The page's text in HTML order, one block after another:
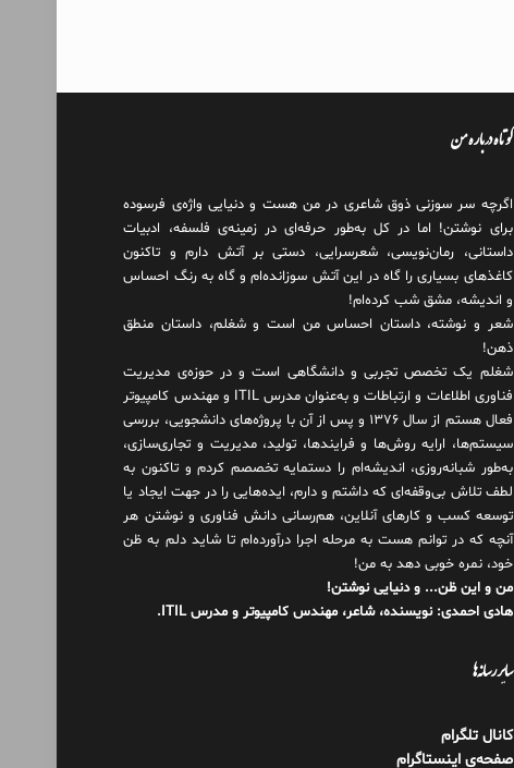
کوتاه درباره من
اگرچه سر سوزنی ذوق شاعری در من هست و دنیایی واژه‌‌ی فرسوده
برای نوشتن! اما در کل به‌طور حرفه‌ای در زمینه‌ی فلسفه، ادبیات
داستانی، رمان‌نویسی، شعرسرایی، دستی بر آتش دارم و تاکنون
کاغذهای بسیاری را گاه در این آتش سوزانده‌ام و گاه به رنگ احساس
و اندیشه، مشق شب کرده‌ام!
شعر و نوشته، داستان احساس من است و شغلم، داستان منطق
ذهن!
شغلم یک تخصص تجربی و دانشگاهی است و در حوزه‌ی مدیریت
فناوری اطلاعات و ارتباطات و به‌عنوان مدرس ITIL و مهندس کامپیوتر
فعال هستم از سال ۱۳۷۶ و پس از آن با پروژه‌های دانشجویی، بررسی
سیستم‌ها، ارایه روش‌ها و فرایندها، تولید، مدیریت و تجاری‌سازی،
به‌طور شبانه‌روزی، اندیشه‌ام را دستمایه تخصصم کردم و تاکنون به
لطف تلاش بی‌وقفه‌ای که داشتم و دارم، اید‌ه‌هایی را در جهت ایجاد یا
توسعه کسب و کارهای آنلاین، هم‌رسانی دانش فناوری و نوشتن هر
آنچه که در توانم هست به مرحله اجرا درآورده‌ام تا شاید دلم به ظن
خود، نمره خوبی دهد به من!
من و این ظن... و دنیایی نوشتن!
هادی احمدی: نویسنده، شاعر، مهندس کامپیوتر و مدرس ITIL.
سایر رسانه‌ها
کانال تلگرام
صفحه‌ی اینستاگرام